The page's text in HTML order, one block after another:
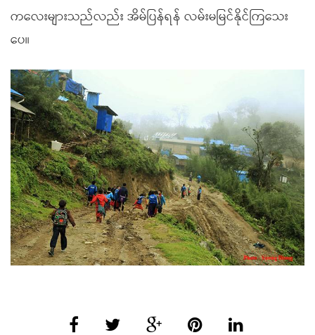
ကလေးများသည်လည်း အိမ်ပြန်ရန် လမ်းမမြင်နိုင်ကြသေး
ပေ။